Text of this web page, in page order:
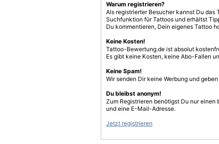
Warum registrieren?
Als registrierter Besucher kannst Du
Suchfunktion für Tattoos und erhältst
Du kommentieren, Dein eigenes Tattoo
Keine Kosten!
Tattoo-Bewertung.de ist absolut
Es gibt keine Kosten, keine Abo-Fallen
Keine Spam!
Wir senden Dir keine Werbung und
Du bleibst anonym!
Zum Registrieren benötigst Du nur einen
und eine E-Mail-Adresse.
Jetzt registrieren